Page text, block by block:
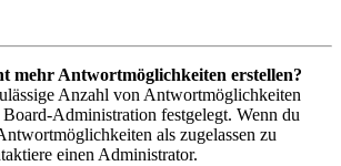
mehr Antwortmöglichkeiten erstellen?
Anzahl von Antwortmöglichkeiten
Administration festgelegt. Wenn du
als zugelassen zu
einen Administrator.